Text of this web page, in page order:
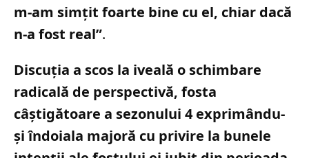
m-am simțit foarte bine cu el, chiar dacă
n-a fost real”.
Discuția a scos la iveală o schimbare
radicală de perspectivă, fosta
câștigătoare a sezonului 4 exprimându-
și îndoiala majoră cu privire la bunele